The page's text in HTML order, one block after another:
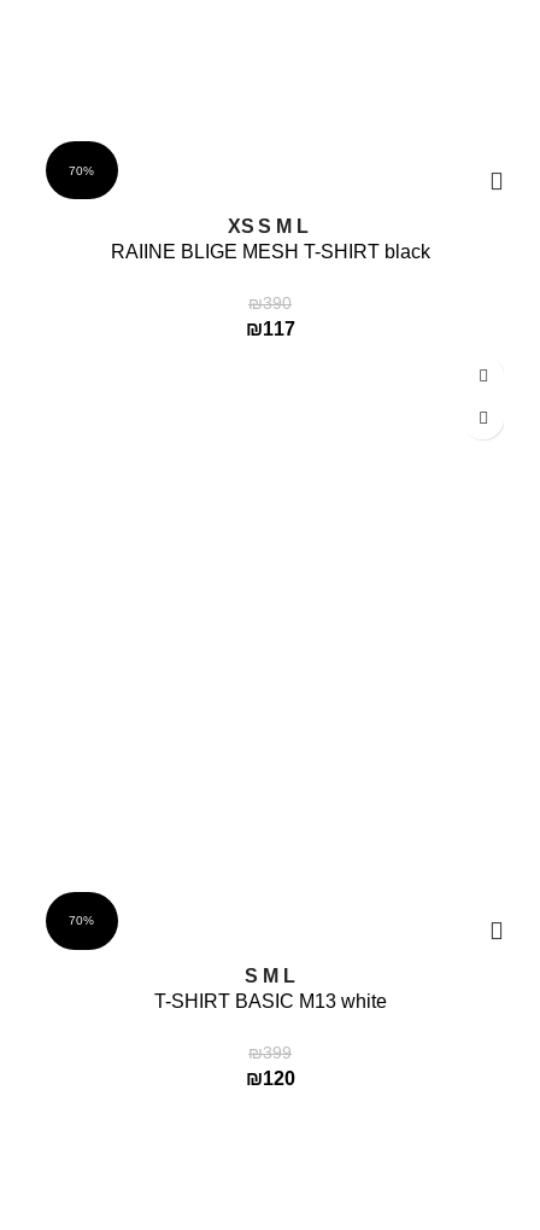
70%
L
M
S
XS
RAIINE BLIGE MESH T-SHIRT black
₪390
₪117
70%
L
M
S
T-SHIRT BASIC M13 white
₪399
₪120